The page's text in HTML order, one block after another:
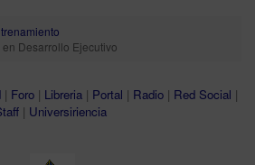
Desarrollo Ejecutivo
| Foro | Libreria | Portal | Radio | Red Social |
| Universiriencia